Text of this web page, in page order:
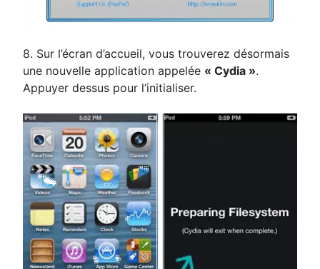
8. Sur l’écran d’accueil, vous trouverez désormais
une nouvelle application appelée « Cydia ».
Appuyer dessus pour l’initialiser.